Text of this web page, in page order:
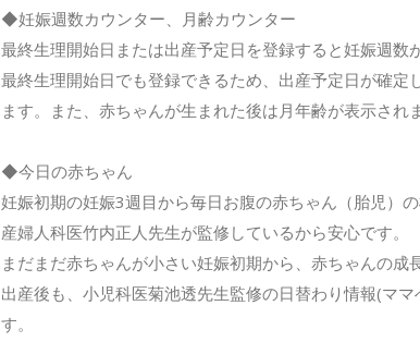
◆妊娠週数カウンター、月齢カウンター
最終生理開始日または出産予定日を登録すると妊娠週数
最終生理開始日でも登録できるため、出産予定日が確
ます。また、赤ちゃんが生まれた後は月年齢が表示されま
◆今日の赤ちゃん
妊娠初期の妊娠3週目から毎日お腹の赤ちゃん（胎児）の
産婦人科医竹内正人先生が監修しているから安心です。
まだまだ赤ちゃんが小さい妊娠初期から、赤ちゃんの成
出産後も、小児科医菊池透先生監修の日替わり情報(マ
す。